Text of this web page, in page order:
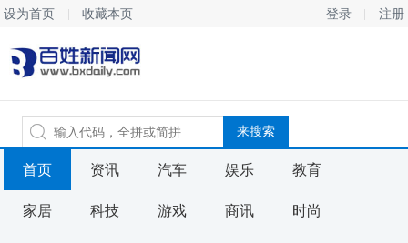
设为首页 收藏本页 登录 注册
首页 资讯 汽车 娱乐 教育
家居 科技 游戏 商讯 时尚